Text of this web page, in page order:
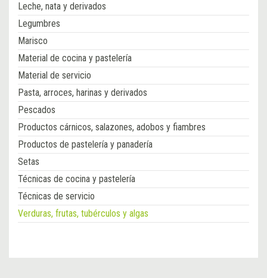
Leche, nata y derivados
Legumbres
Marisco
Material de cocina y pastelería
Material de servicio
Pasta, arroces, harinas y derivados
Pescados
Productos cárnicos, salazones, adobos y fiambres
Productos de pastelería y panadería
Setas
Técnicas de cocina y pastelería
Técnicas de servicio
Verduras, frutas, tubérculos y algas